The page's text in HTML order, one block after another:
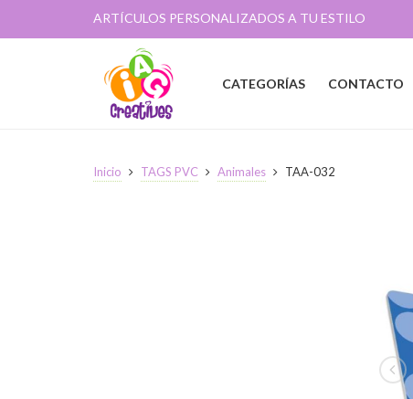
ARTÍCULOS PERSONALIZADOS A TU ESTILO
CATEGORÍAS CONTACTO
Inicio TAGS PVC Animales TAA-032